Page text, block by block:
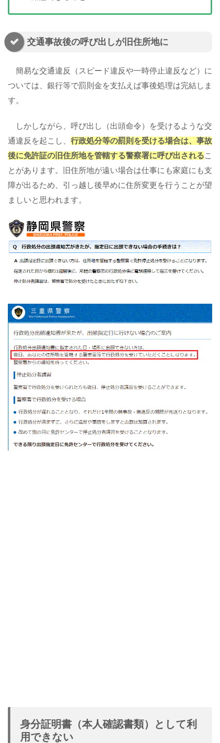
交通事故後の呼び出しが旧住所地に
簡易な交通違反（スピード違反や一時停止違反など）に
ついては、銀行等で罰則金を支払えば事後処理は完結しま
す。
しかしながら、呼び出し（出頭命令）を受けるような交
通違反を起こし、 行政処分等の罰則を受ける場合は、事故
後に免許証の旧住所地を管轄する警察署に呼び出されるこ
とがあります。旧住所地が遠い場合は仕事にも家庭にも支
障が出るため、引っ越し後早めに住所変更を行うことが望
ましいと思われます。
身分証明書（本人確認書類）として利
用できない